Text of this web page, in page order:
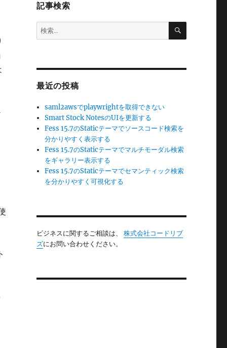
記事検索
検
索:
検
最近の投稿
saml2awsでplaywrightを取得できない
Smart Stock NotesのUIを更新する
Fess 15.7のStaticテーマでソースコード検索を
分かりやすく表示する
Fess 15.7のStaticテーマでマルチモーダル検索
をギャラリー表示する
Fess 15.7のStaticテーマでセマンティック検索
を分かりやすく可視化する
ビジネスに関するご相談は、 株式会社コードリブ
ズにお問い合わせください。